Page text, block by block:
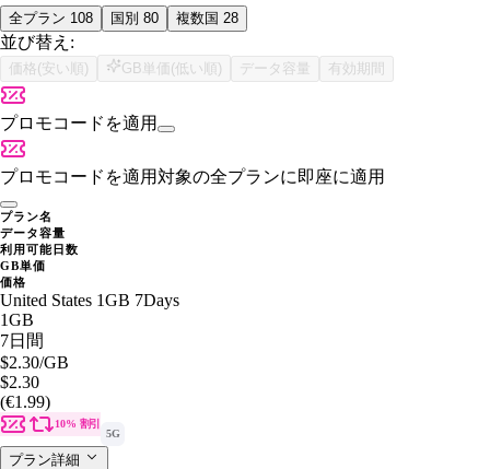
全プラン 108 国別 80 複数国 28
並び替え:
価格(安い順) GB単価(低い順) データ容量 有効期間
プロモコードを適用
プロモコードを適用対象の全プランに即座に適用
プラン名
データ容量
利用可能日数
GB単価
価格
United States 1GB 7Days
1GB
7日間
$2.30/GB
$2.30
(€1.99)
10% 割引
5G
プラン詳細